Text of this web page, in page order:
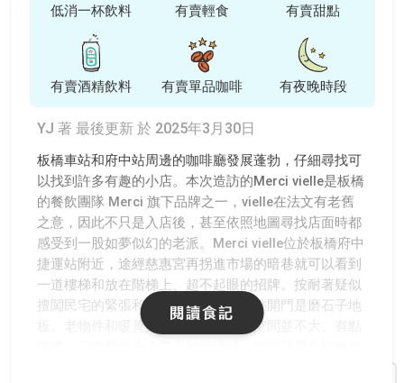
低消一杯飲料 有賣輕食 有賣甜點
有賣酒精飲料 有賣單品咖啡 有夜晚時段
YJ 著 最後更新 於 2025年3月30日
板橋車站和府中站周邊的咖啡廳發展蓬勃，仔細尋找可
以找到許多有趣的小店。本次造訪的Merci vielle是板橋
的餐飲團隊 Merci 旗下品牌之一，vielle在法文有老舊
之意，因此不只是入店後，甚至依照地圖尋找店面時都
感受到一股如夢似幻的老派。Merci vielle位於板橋府中
捷運站附近，途經慈惠宮再拐進市場的暗巷就可以看到
一道樓梯和放在階梯上、超不起眼的招牌。按耐著疑似
擅闖民宅的緊張和興奮來到二樓，一推開門是磨石子地
板、老物件和暖黃光映入眼底。這裡空間並不大、有點
閱讀食記